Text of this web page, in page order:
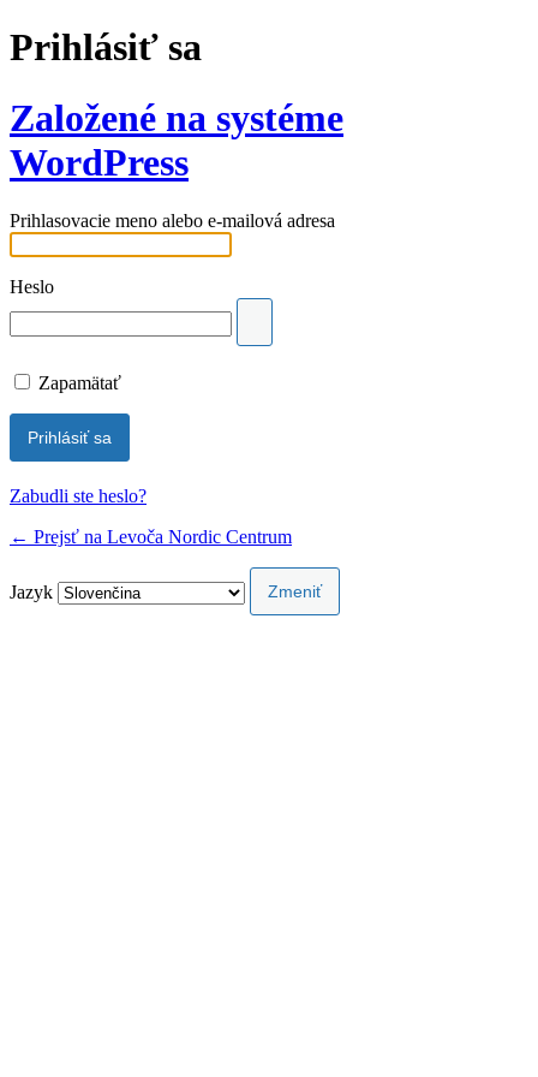
Prihlásiť sa
Založené na systéme
WordPress
Prihlasovacie meno alebo e-mailová adresa
Heslo
Zapamätať
Zabudli ste heslo?
← Prejsť na Levoča Nordic Centrum
Jazyk